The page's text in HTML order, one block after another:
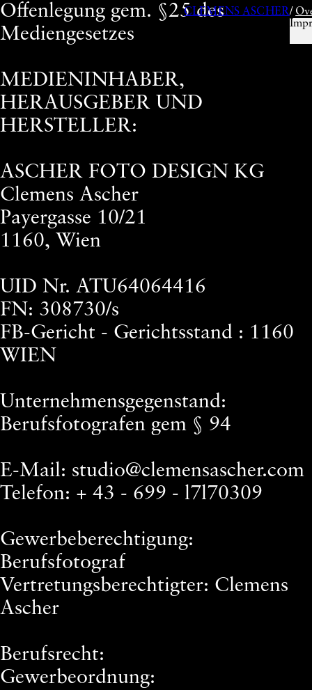
CLEMENS ASCHER/
Offenlegung gem. §25 des
Mediengesetzes
MEDIENINHABER,
HERAUSGEBER UND
HERSTELLER:
ASCHER FOTO DESIGN KG
Clemens Ascher
Payergasse 10/21
1160, Wien
UID Nr. ATU64064416
FN: 308730/s
FB-Gericht - Gerichtsstand : 1160
WIEN
Unternehmensgegenstand:
Berufsfotografen gem § 94
E-Mail: studio@clemensascher.com
Telefon: + 43 - 699 - l7l70309
Gewerbeberechtigung:
Berufsfotograf
Vertretungsberechtigter: Clemens
Ascher
Berufsrecht:
Gewerbeordnung: